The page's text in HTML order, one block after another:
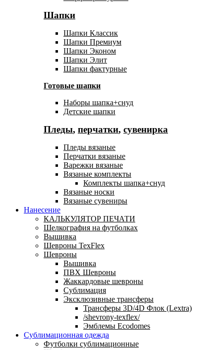
Шапки
Шапки Классик
Шапки Премиум
Шапки Эконом
Шапки Элит
Шапки фактурные
Готовые шапки
Наборы шапка+снуд
Детские шапки
Пледы, перчатки, сувенирка
Пледы вязаные
Перчатки вязаные
Варежки вязаные
Вязаные комплекты
Комплекты шапка+снуд
Вязаные носки
Вязаные сувениры
Нанесение
КАЛЬКУЛЯТОР ПЕЧАТИ
Шелкография на футболках
Вышивка
Шевроны TexFlex
Шевроны
Вышивка
ПВХ Шевроны
Жаккардовые шевроны
Сублимация
Эксклюзивные трансферы
Трансферы 3D/4D Флок (Lextra)
/shevrony-texflex/
Эмблемы Ecodomes
Сублимационная одежда
Футболки сублимационные